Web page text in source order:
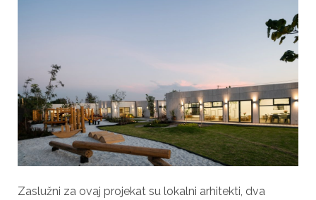
Zaslužni za ovaj projekat su lokalni arhitekti, dva